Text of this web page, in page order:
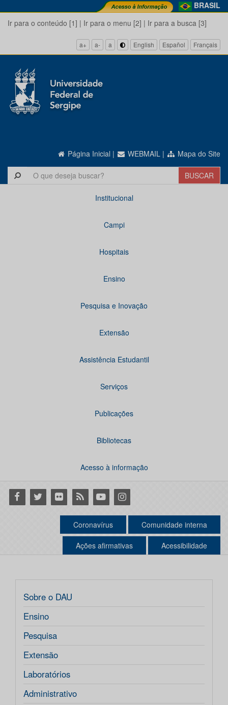
BRASIL
Ir para o conteúdo [1] | Ir para o menu [2] | Ir para a busca [3]
a+ a- a English Español Français
Página Inicial | WEBMAIL | Mapa do Site
Institucional
Campi
Hospitais
Ensino
Pesquisa e Inovação
Extensão
Assistência Estudantil
Serviços
Publicações
Bibliotecas
Acesso à informação
Facebook
Twitter Flickr RSS YoutubeInstagram
Coronavírus Comunidade interna
Ações afirmativas Acessibilidade
Sobre o DAU
Ensino
Pesquisa
Extensão
Laboratórios
Administrativo